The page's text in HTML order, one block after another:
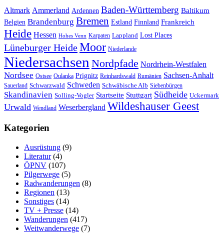
Altmark Ammerland Ardennen Baden-Württemberg Baltikum
Belgien Brandenburg Bremen Estland Finnland Frankreich
Heide Hessen Hohes Venn Karpaten Lappland Lost Places
Lüneburger HeideMoor Niederlande
Niedersachsen Nordpfade Nordrhein-Westfalen
Nordsee Ostsee Oulanka Prignitz Reinhardswald Rumänien Sachsen-Anhalt
Sauerland Schwarzwald Schweden Schwäbische Alb Siebenbürgen
Skandinavien Solling-Vogler Startseite Stuttgart Südheide Uckermark
Urwald Wendland Weserbergland Wildeshauser Geest
Kategorien
Ausrüstung (9)
Literatur(4)
ÖPNV (107)
Pilgerwege (5)
Radwanderungen (8)
Regionen (13)
Sonstiges (14)
TV + Presse (14)
Wanderungen (417)
Weitwanderwege (7)